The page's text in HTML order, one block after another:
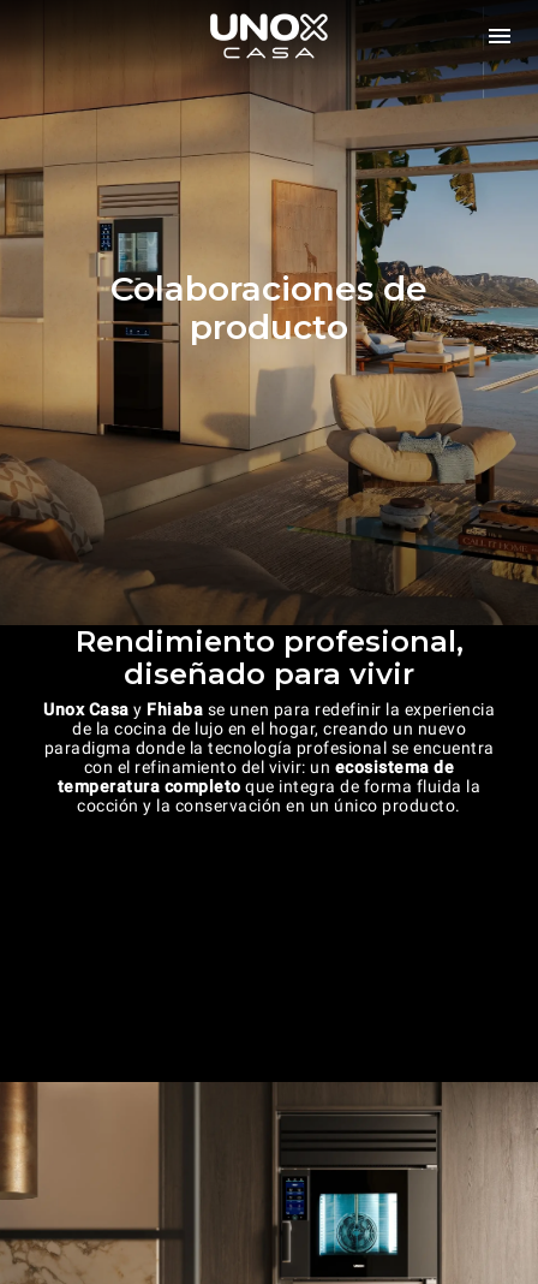
Colaboraciones de
producto
Rendimiento profesional,
diseñado para vivir
Unox Casa y Fhiaba se unen para redefinir la experiencia
de la cocina de lujo en el hogar, creando un nuevo
paradigma donde la tecnología profesional se encuentra
con el refinamiento del vivir: un ecosistema de
temperatura completo que integra de forma fluida la
cocción y la conservación en un único producto.